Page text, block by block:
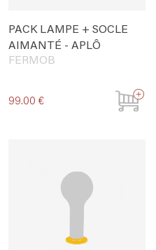
PACK LAMPE + SOCLE
AIMANTÉ - APLÔ
FERMOB
99.00 €